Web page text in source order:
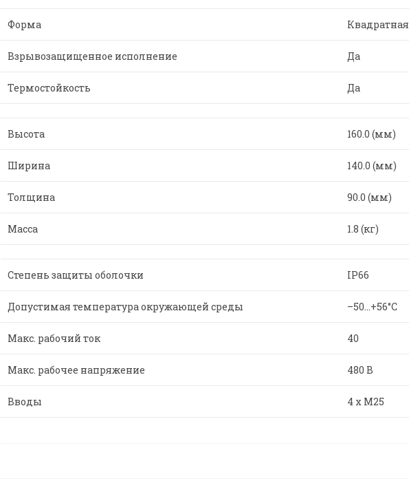
Форма Квадратная
Взрывозащищенное исполнение Да
Термостойкость Да
Высота 160.0 (мм)
Ширина 140.0 (мм)
Толщина 90.0 (мм)
Масса 1.8 (кг)
Степень защиты оболочки IP66
Допустимая температура окружающей среды –50…+56°C
Макс. рабочий ток 40
Макс. рабочее напряжение 480 В
Вводы 4 x M25